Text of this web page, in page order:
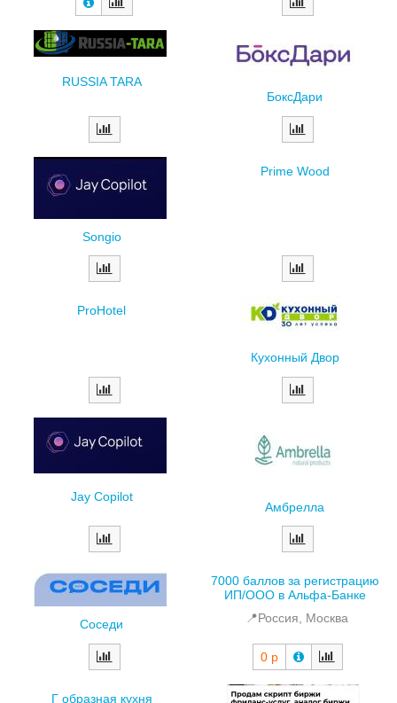
RUSSIA TARA
БоксДари
Songio
Prime Wood
ProHotel
Кухонный Двор
Jay Copilot
Амбрелла
Соседи
7000 баллов за регистрацию
ИП/ООО в Альфа-Банке
📍Россия, Москва
0 р
Г образная кухня